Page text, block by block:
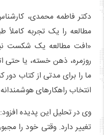
دکتر فاطمه محمدی،
مطالعه را یک تجربه کاملاً
«افت مطالعه یک شکست
روزمره، ذهن خسته، یا حتی
ما را برای مدتی از کتاب
انتخاب راهکارهای
وی در تحلیل این پدیده
تغییر دارد. وقتی خود را